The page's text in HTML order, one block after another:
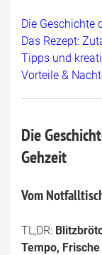
Die Geschichte
Das Rezept:
Tipps und
Vorteile &
Die
Gehzeit
Vom
TL;DR:
Tempo,